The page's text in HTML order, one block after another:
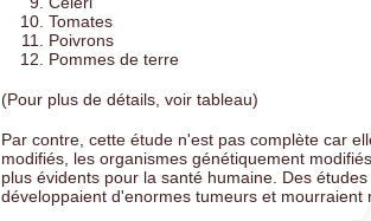
Tomates
Poivrons
Pommes de terre
(Pour plus de détails, voir tableau)
Par contre, cette étude n'est pas complète car
modifiés, les organismes génétiquement
plus évidents pour la santé humaine. Des
développaient d'enormes tumeurs et mourraient